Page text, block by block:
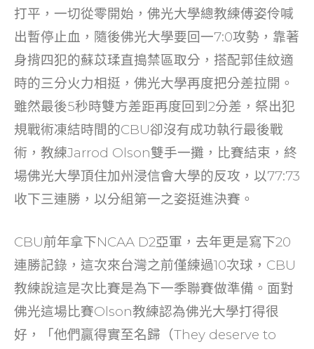
打平，一切從零開始，佛光大學總教練傅姿伶喊
出暫停止血，隨後佛光大學要回一7:0攻勢，靠著
身揹四犯的蘇苡瑈直搗禁區取分，搭配郭佳紋適
時的三分火力相挺，佛光大學再度把分差拉開。
雖然最後5秒時雙方差距再度回到2分差，祭出犯
規戰術凍結時間的CBU卻沒有成功執行最後戰
術，教練Jarrod Olson雙手一攤，比賽結束，終
場佛光大學頂住加州浸信會大學的反攻，以77:73
收下三連勝，以分組第一之姿挺進決賽。
CBU前年拿下NCAA D2亞軍，去年更是寫下20
連勝記錄，這次來台灣之前僅練過10次球，CBU
教練說這是次比賽是為下一季聯賽做準備。面對
佛光這場比賽Olson教練認為佛光大學打得很
好，「他們贏得實至名歸（They deserve to